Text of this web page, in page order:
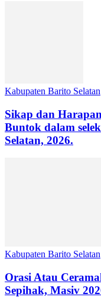
Kabupaten Barito Selatan
Sikap dan
Buntok dalam
Selatan, 2026.
Kabupaten Barito Selatan
Orasi Atau
Sepihak, Masiv